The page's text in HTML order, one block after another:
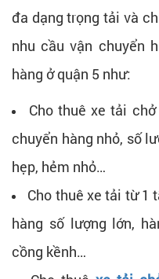
đa dạng trọng tải và
nhu cầu vận chuyển
hàng ở quận 5 như:
Cho thuê xe tải
chuyển hàng nhỏ, số
hẹp, hẻm nhỏ…
Cho thuê xe tải từ 1
hàng số lượng lớn,
cồng kềnh…